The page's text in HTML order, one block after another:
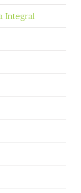
Integral